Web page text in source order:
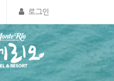
로그인
스케치북5